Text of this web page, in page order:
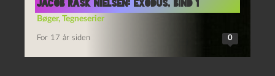
Jacob Rask Nielsen: Exodus, bind 1
Bøger, Tegneserier
For 17 år siden 0